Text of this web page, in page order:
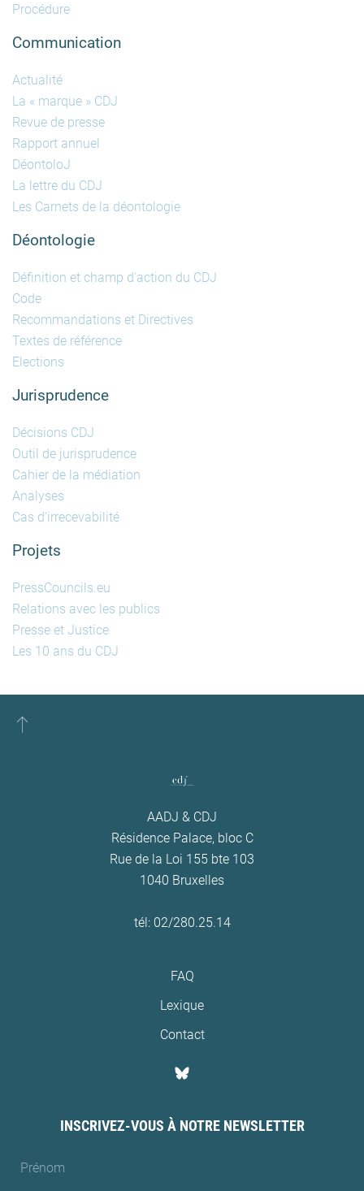
Procédure
Communication
Actualité
La « marque » CDJ
Revue de presse
Rapport annuel
DéontoloJ
La lettre du CDJ
Les Carnets de la déontologie
Déontologie
Définition et champ d'action du CDJ
Code
Recommandations et Directives
Textes de référence
Elections
Jurisprudence
Décisions CDJ
Outil de jurisprudence
Cahier de la médiation
Analyses
Cas d'irrecevabilité
Projets
PressCouncils.eu
Relations avec les publics
Presse et Justice
Les 10 ans du CDJ
AADJ & CDJ
Résidence Palace, bloc C
Rue de la Loi 155 bte 103
1040 Bruxelles
tél: 02/280.25.14
FAQ
Lexique
Contact
INSCRIVEZ-VOUS À NOTRE NEWSLETTER